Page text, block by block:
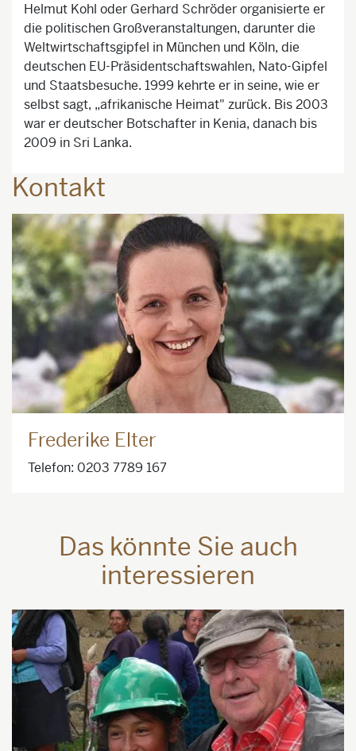
Helmut Kohl oder Gerhard Schröder organisierte er
die politischen Großveranstaltungen, darunter die
Weltwirtschaftsgipfel in München und Köln, die
deutschen EU-Präsidentschaftswahlen, Nato-Gipfel
und Staatsbesuche. 1999 kehrte er in seine, wie er
selbst sagt, „afrikanische Heimat" zurück. Bis 2003
war er deutscher Botschafter in Kenia, danach bis
2009 in Sri Lanka.
Kontakt
Frederike Elter
Telefon: 0203 7789 167
Das könnte Sie auch
interessieren